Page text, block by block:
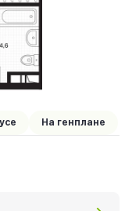
На генплане